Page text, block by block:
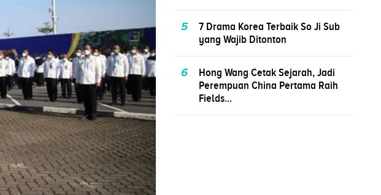
5
7 Drama Korea Terbaik So Ji Sub
yang Wajib Ditonton
6
Hong Wang Cetak Sejarah, Jadi
Perempuan China Pertama Raih
Fields...